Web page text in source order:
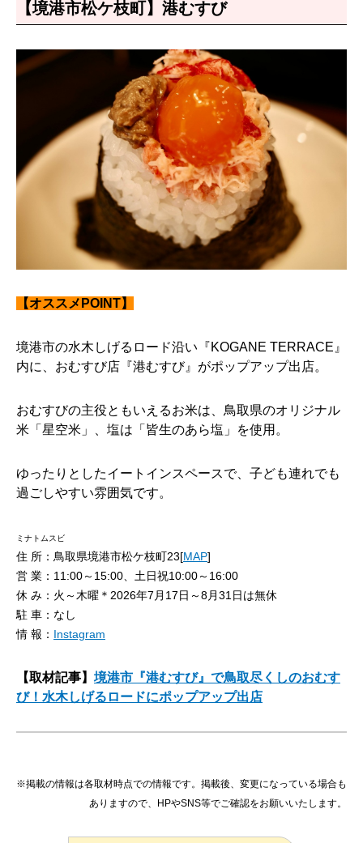
【境港市松ケ枝町】港むすび
【オススメPOINT】
境港市の水木しげるロード沿い『KOGANE TERRACE』
内に、おむすび店『港むすび』がポップアップ出店。
おむすびの主役ともいえるお米は、鳥取県のオリジナル
米「星空米」、塩は「皆生のあら塩」を使用。
ゆったりとしたイートインスペースで、子ども連れでも
過ごしやすい雰囲気です。
ミナトムスビ
住 所：鳥取県境港市松ケ枝町23[MAP]
営 業：11:00～15:00、土日祝10:00～16:00
休 み：火～木曜＊2026年7月17日～8月31日は無休
駐 車：なし
情 報： Instagram
【取材記事】 境港市『港むすび』で鳥取尽くしのおむす
び！水木しげるロードにポップアップ出店
※掲載の情報は各取材時点での情報です。掲載後、変更になっている場合も
ありますので、HPやSNS等でご確認をお願いいたします。